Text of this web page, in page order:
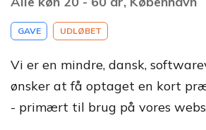
GAVE UDLØBET
Vi er en mindre, dansk,
ønsker at få optaget en kort
- primært til brug på vores